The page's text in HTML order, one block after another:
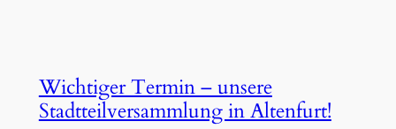
Wichtiger Termin – unsere
Stadtteilversammlung in Altenfurt!